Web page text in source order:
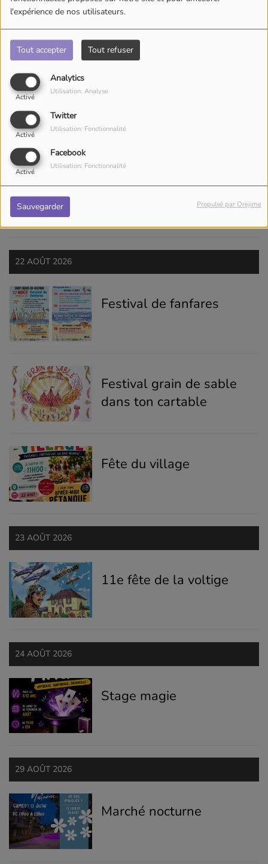
l'expérience de nos utilisateurs.
Tout accepter Tout refuser
Analytics
Activé
Utilisation: Analyse
Twitter
Activé
Utilisation: Fonctionnalité
Facebook
Activé
Utilisation: Fonctionnalité
Sauvegarder Propulsé par Orejime
Mélanie
08 AOÛT 2026
Ciné plein air : un p'tit
22 AOÛT 2026
Festival de fanfares
Festival grain de sable
dans ton cartable
Fête du village
23 AOÛT 2026
11e fête de la voltige
24 AOÛT 2026
Stage magie
29 AOÛT 2026
Marché nocturne